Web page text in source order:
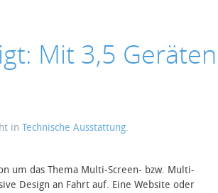
Mit 3,5 Geräten
in Technische Ausstattung.
um das Thema Multi-Screen- bzw. Multi-
Design an Fahrt auf. Eine Website oder